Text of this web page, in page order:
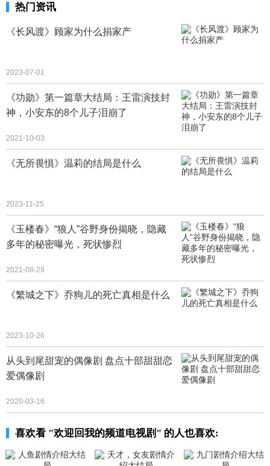
热门资讯
《长风渡》顾家为什么捐家产
2023-07-01
《功勋》第一篇章大结局：王雷演技封
神，小安东的8个儿子泪崩了
2021-10-03
《无所畏惧》温莉的结局是什么
2023-11-25
《玉楼春》“狼人”谷野身份揭晓，隐藏
多年的秘密曝光，死状惨烈
2021-08-29
《繁城之下》乔狗儿的死亡真相是什么
2023-10-26
从头到尾甜宠的偶像剧 盘点十部甜甜恋
爱偶像剧
2020-03-16
喜欢看 "欢迎回我的频道电视剧" 的人也喜欢: